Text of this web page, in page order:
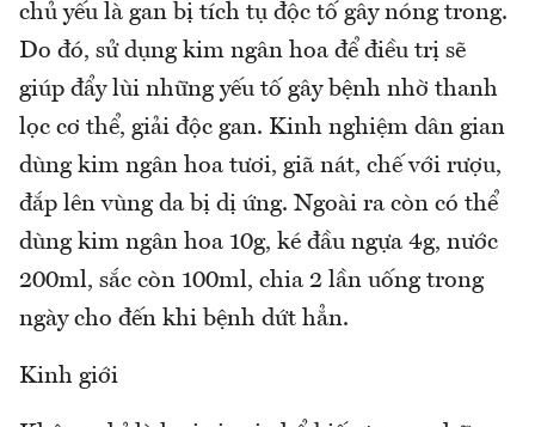
chủ yếu là gan bị tích tụ độc tố gây nóng trong.
Do đó, sử dụng kim ngân hoa để điều trị sẽ
giúp đẩy lùi những yếu tố gây bệnh nhờ thanh
lọc cơ thể, giải độc gan. Kinh nghiệm dân gian
dùng kim ngân hoa tươi, giã nát, chế với rượu,
đắp lên vùng da bị dị ứng. Ngoài ra còn có thể
dùng kim ngân hoa 10g, ké đầu ngựa 4g, nước
200ml, sắc còn 100ml, chia 2 lần uống trong
ngày cho đến khi bệnh dứt hẳn.
Kinh giới